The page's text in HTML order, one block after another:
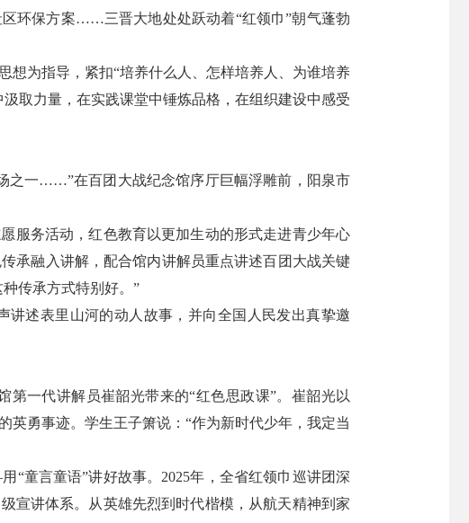
环保方案……三晋大地处处跃动着“红领巾”朝气蓬勃
想为指导，紧扣“培养什么人、怎样培养人、为谁培养
取力量，在实践课堂中锤炼品格，在组织建设中感受
之一……”在百团大战纪念馆序厅巨幅浮雕前，阳泉市
服务活动，红色教育以更加生动的形式走进青少年心
承融入讲解，配合馆内讲解员重点讲述百团大战关键
传承方式特别好。”
讲述表里山河的动人故事，并向全国人民发出真挚邀
一代讲解员崔韶光带来的“红色思政课”。崔韶光以
英勇事迹。学生王子箫说：“作为新时代少年，我定当
童言童语”讲好故事。2025年，全省红领巾巡讲团深
宣讲体系。从英雄先烈到时代楷模，从航天精神到家